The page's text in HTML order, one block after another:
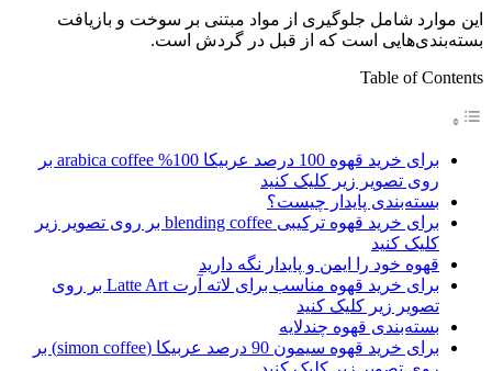
این موارد شامل جلوگیری از مواد مبتنی بر سوخت و بازیافت
بسته‌بندی‌هایی است که از قبل در گردش است.
Table of Contents
برای خرید قهوه 100 درصد عربیکا 100% arabica coffee بر
روی تصویر زیر کلیک کنید
بسته‌بندی پایدار چیست؟
برای خرید قهوه ترکیبی blending coffee بر روی تصویر زیر
کلیک کنید
قهوه خود را ایمن و پایدار نگه دارید
برای خرید قهوه مناسب برای لاته آرت Latte Art بر روی
تصویر زیر کلیک کنید
بسته‌بندی قهوه چندلایه
برای خرید قهوه سیمون 90 درصد عربیکا (simon coffee) بر